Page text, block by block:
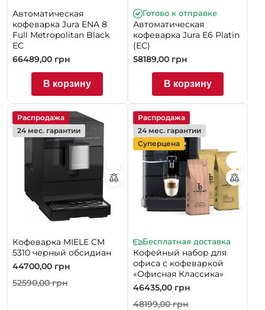
Автоматическая
кофеварка Jura ENA 8
Full Metropolitan Black
EC
66489,00 грн
В корзину
Готово к отправке
Автоматическая
кофеварка Jura E6 Platin
(EC)
58189,00 грн
В корзину
Распродажа
24 мес. гарантии
Кофеварка MIELE CM
5310 черный обсидиан
44700,00 грн
52590,00грн
Распродажа
24 мес. гарантии
Суперцена
Бесплатная доставка
Кофейный набор для
офиса с кофеваркой
«Офисная Классика»
46435,00 грн
48199,00грн